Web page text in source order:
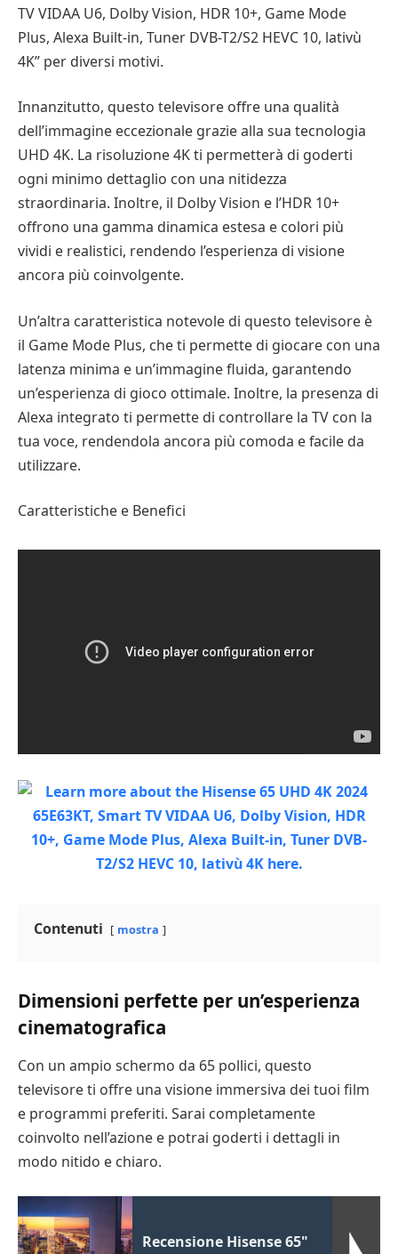
TV VIDAA U6, Dolby Vision, HDR 10+, Game Mode
Plus, Alexa Built-in, Tuner DVB-T2/S2 HEVC 10, lativù
4K” per diversi motivi.
Innanzitutto, questo televisore offre una qualità
dell’immagine eccezionale grazie alla sua tecnologia
UHD 4K. La risoluzione 4K ti permetterà di goderti
ogni minimo dettaglio con una nitidezza
straordinaria. Inoltre, il Dolby Vision e l’HDR 10+
offrono una gamma dinamica estesa e colori più
vividi e realistici, rendendo l’esperienza di visione
ancora più coinvolgente.
Un’altra caratteristica notevole di questo televisore è
il Game Mode Plus, che ti permette di giocare con una
latenza minima e un’immagine fluida, garantendo
un’esperienza di gioco ottimale. Inoltre, la presenza di
Alexa integrato ti permette di controllare la TV con la
tua voce, rendendola ancora più comoda e facile da
utilizzare.
Caratteristiche e Benefici
Contenuti mostra
Dimensioni perfette per un’esperienza
cinematografica
Con un ampio schermo da 65 pollici, questo
televisore ti offre una visione immersiva dei tuoi film
e programmi preferiti. Sarai completamente
coinvolto nell’azione e potrai goderti i dettagli in
modo nitido e chiaro.
Recensione Hisense 65"